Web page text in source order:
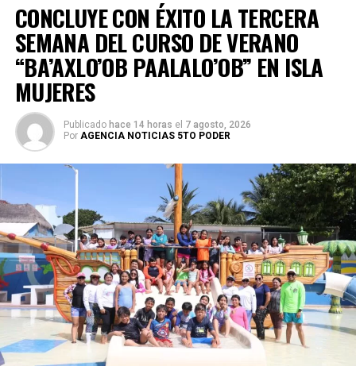
El jurado reconoció el talento de las y los participantes,
otorgando el primer lugar a Pablo Enrique Castillo, quien
recibió un premio de 10 mil pesos. El segundo lugar fue
para Diego Martín Rosado, con 7 mil 500 pesos; mientras
que el tercer sitio lo obtuvo Pedro Canche, acreedor de 5
mil pesos. En cuarto lugar quedó Daniel Ruiz, con un
premio de 3 mil 500 pesos, y en quinto lugar Jacob Levi
Quintero, quien recibió 2 mil pesos.
El Gobierno Municipal destacó que este tipo de
CONCLUYE CON ÉXITO LA TERCERA
SEMANA DEL CURSO DE VERANO
“BA’AXLO’OB PAALALO’OB” EN ISLA
MUJERES
Publicado hace 14 horas el 7 agosto, 2026
Por AGENCIA NOTICIAS 5TO PODER